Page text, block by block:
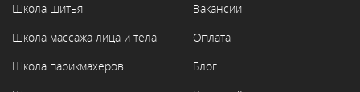
Школа шитья
Школа массажа лица и тела
Школа парикмахеров
Вакансии
Оплата
Блог